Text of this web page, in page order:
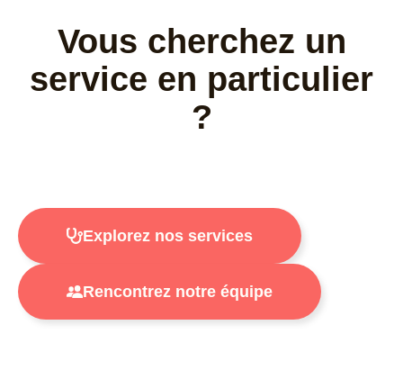
Vous cherchez un
service en particulier
?
Explorez nos services
Rencontrez notre équipe